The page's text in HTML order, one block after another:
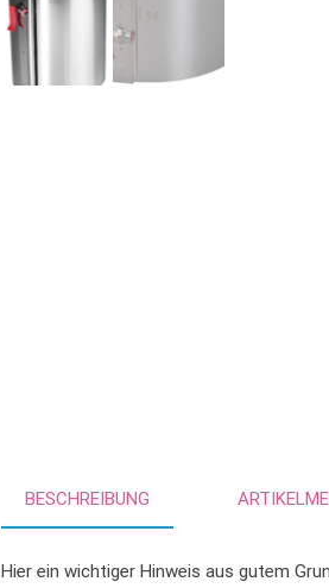
BESCHREIBUNG
Hier ein wichtiger Hinweis aus gutem